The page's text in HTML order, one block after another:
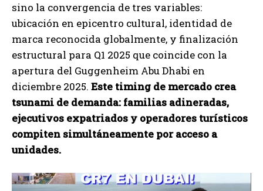
sino la convergencia de tres variables:
ubicación en epicentro cultural, identidad de
marca reconocida globalmente, y finalización
estructural para Q1 2025 que coincide con la
apertura del Guggenheim Abu Dhabi en
diciembre 2025. Este timing de mercado crea
tsunami de demanda: familias adineradas,
ejecutivos expatriados y operadores turísticos
compiten simultáneamente por acceso a
unidades.